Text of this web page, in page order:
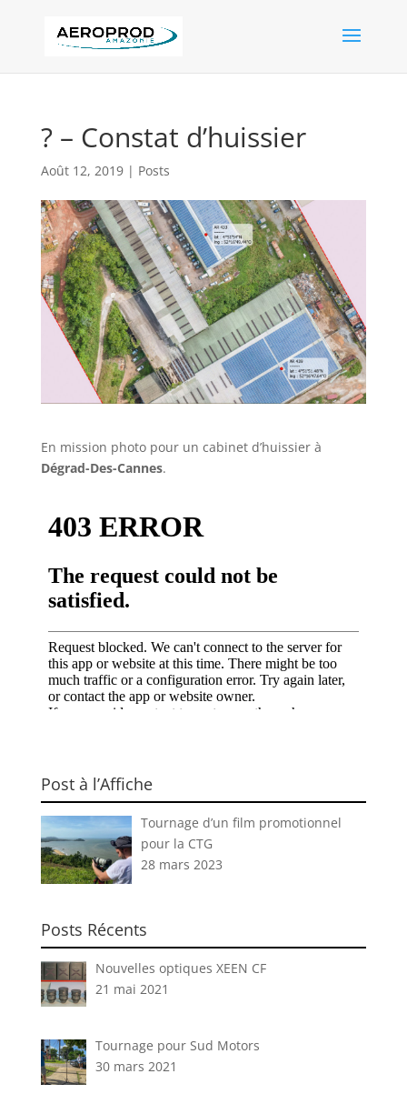
? – Constat d’huissier
Août 12, 2019| Posts
En mission photo pour un cabinet d’huissier à
Dégrad-Des-Cannes.
Post à l’Affiche
Tournage d’un film promotionnel
pour la CTG
28 mars 2023
Posts Récents
Nouvelles optiques XEEN CF
21 mai 2021
Tournage pour Sud Motors
30 mars 2021